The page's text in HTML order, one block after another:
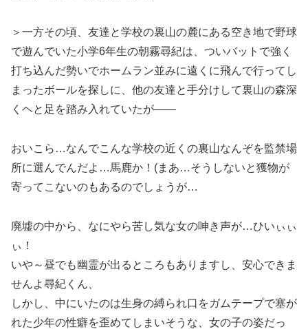
＞一方その頃、友達と学校の裏山の麓にある空き地で野球
で遊んでいた小学6年生の朝霧尋紀は、ついバットで強く
打ち込んだ勢いでホームラン並みに遠くに飛んで行ってし
まったボールを探しに、他の友達と手分けして裏山の森深
くヘと足を踏み入れていたが――
おいこら…なんでこんな学校の近くの裏山なんぞを監禁場
所に選んでんだよ…馬鹿か！(まあ…そうしないと獲物が
寄ってこないのもあるのでしょうが…
廃墟の中から、なにやら苦し気な女の呻き声が…ひいぃぃ
ぃ！
いや～昼でも幽霊が出るところもありますし、安心できま
せんよ尋紀くん、
しかし、中にいたのは生身の縛られ口をガムテープで塞が
れた少年の性癖を歪めてしまいそうな、女の子の姿だっ